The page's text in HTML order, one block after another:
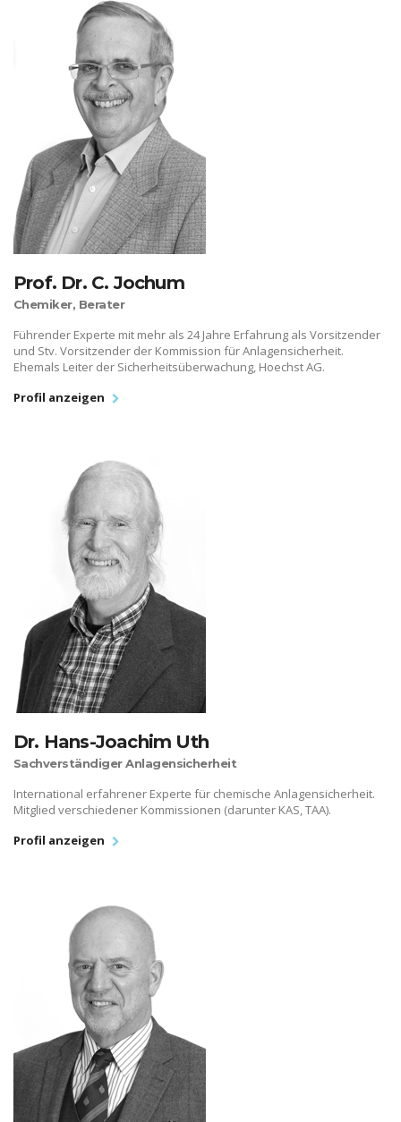
Prof. Dr. C. Jochum
Chemiker, Berater
Führender Experte mit mehr als 24 Jahre Erfahrung als Vorsitzender
und Stv. Vorsitzender der Kommission für Anlagensicherheit.
Ehemals Leiter der Sicherheitsüberwachung, Hoechst AG.
Profil anzeigen
Dr. Hans-Joachim Uth
Sachverständiger Anlagensicherheit
International erfahrener Experte für chemische Anlagensicherheit.
Mitglied verschiedener Kommissionen (darunter KAS, TAA).
Profil anzeigen